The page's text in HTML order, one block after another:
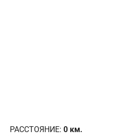
РАССТОЯНИЕ: 0 км.